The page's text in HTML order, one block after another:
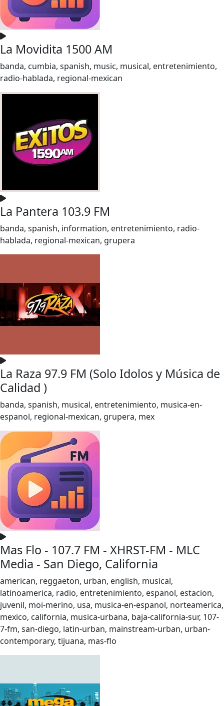
La Movidita 1500 AM
banda, cumbia, spanish, music, musical, entretenimiento,
radio-hablada, regional-mexican
La Pantera 103.9 FM
banda, spanish, information, entretenimiento, radio-
hablada, regional-mexican, grupera
La Raza 97.9 FM (Solo Idolos y Música de
Calidad )
banda, spanish, musical, entretenimiento, musica-en-
espanol, regional-mexican, grupera, mex
Mas Flo - 107.7 FM - XHRST-FM - MLC
Media - San Diego, California
american, reggaeton, urban, english, musical,
latinoamerica, radio, entretenimiento, espanol, estacion,
juvenil, moi-merino, usa, musica-en-espanol, norteamerica,
mexico, california, musica-urbana, baja-california-sur, 107-
7-fm, san-diego, latin-urban, mainstream-urban, urban-
contemporary, tijuana, mas-flo